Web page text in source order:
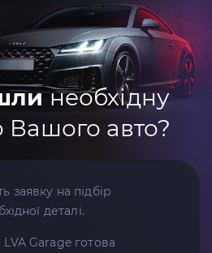
необхідну
Вашого авто?
заявку на підбір
деталі.
Garage готова